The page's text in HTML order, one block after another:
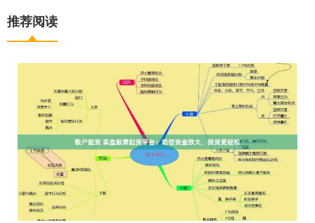
推荐阅读